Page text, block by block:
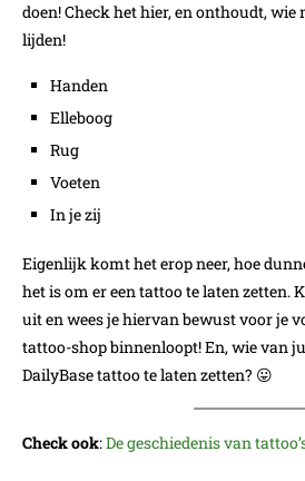
doen! Check het hier, en onthoudt,
lijden!
Handen
Elleboog
Rug
Voeten
In je zij
Eigenlijk komt het erop neer, hoe
het is om er een tattoo te laten zetten.
uit en wees je hiervan bewust voor je
tattoo-shop binnenloopt! En, wie van
DailyBase tattoo te laten zetten? 😛
Check ook:Degeschiedenis van